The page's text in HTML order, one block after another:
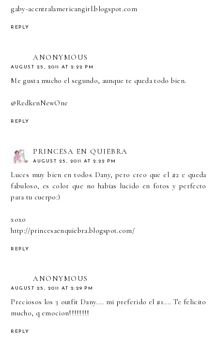
gaby-acentralamericangirl.blogspot.com
REPLY
ANONYMOUS
AUGUST 25, 2011 AT 2:22 PM
Me gusta mucho el segundo, aunque te queda todo bien.
@RedkenNewOne
REPLY
PRINCESA EN QUIEBRA
AUGUST 25, 2011 AT 2:22 PM
Luces muy bien en todos Dany, pero creo que el #2 e queda
fabuloso, es color que no habias lucido en fotos y perfecto
para tu cuerpo:)
xoxo
http://princesaenquiebra.blogspot.com/
REPLY
ANONYMOUS
AUGUST 25, 2011 AT 2:29 PM
Preciosos los 3 outfit Dany.... mi preferido el #1.... Te felicito
mucho, q emocion!!!!!!!!
REPLY